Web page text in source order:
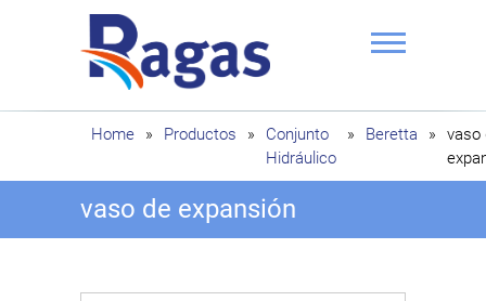
Ragas
Home » Productos »
Conjunto
Hidráulico
» Beretta »
vaso
vaso de expansión